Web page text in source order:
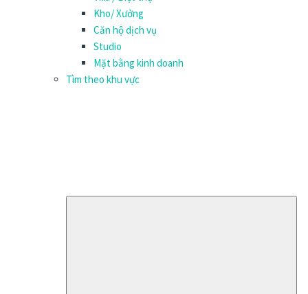
Kho/ Xưởng
Căn hộ dịch vụ
Studio
Mặt bằng kinh doanh
Tìm theo khu vực